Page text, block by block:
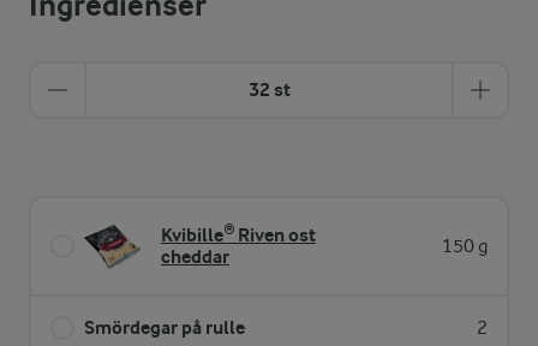
32 st
Kvibille® Riven ost
cheddar
150 g
Smördegar på rulle 2